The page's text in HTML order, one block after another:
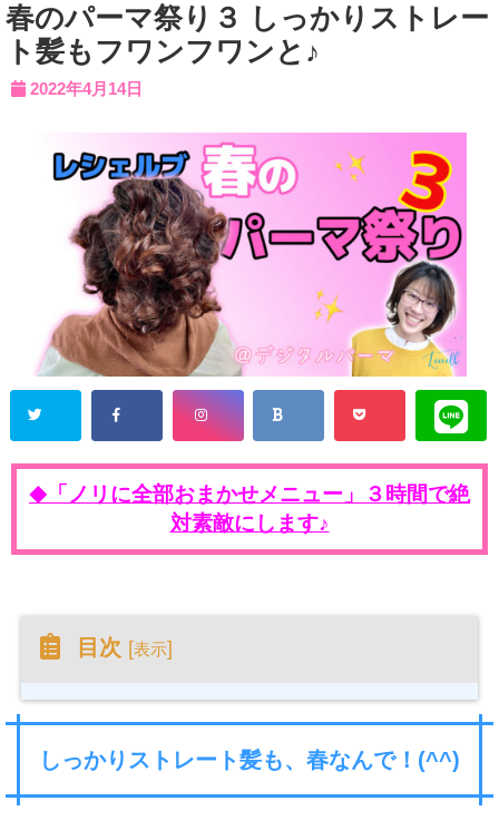
春のパーマ祭り３ しっかりストレー
ト髪もフワンフワンと♪
2022年4月14日
◆
「ノリに全部おまかせメニュー」３時間で絶
対素敵にします♪
目次 [表示]
しっかりストレート髪も、春なんで！(^^)